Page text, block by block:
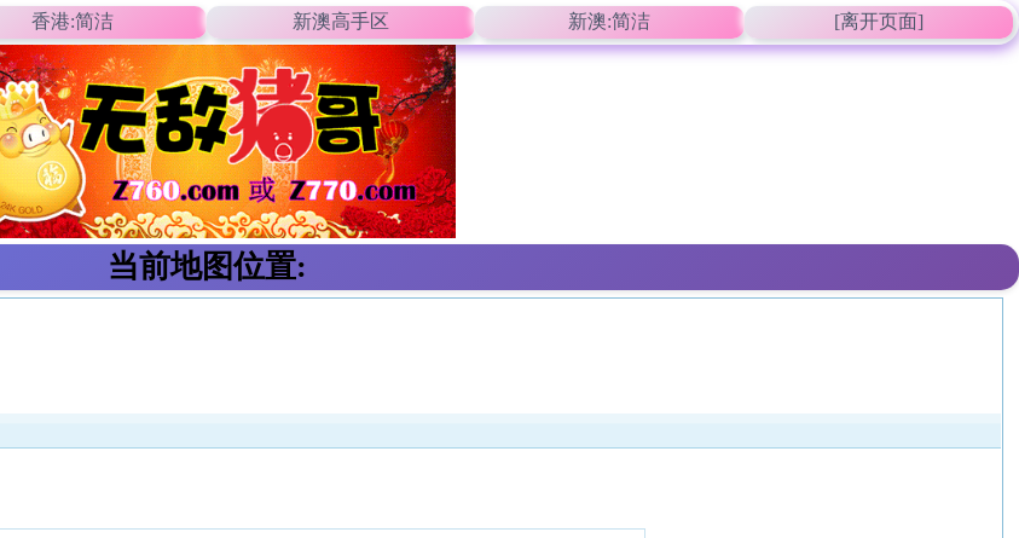
香港:简洁 新澳高手区 新澳:简洁 [离开页面]
当前地图位置: